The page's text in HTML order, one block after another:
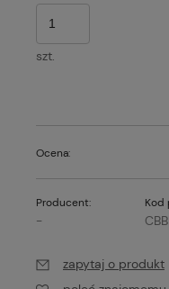
szt.
Ocena:
Producent:
-
Kod
zapytaj o produkt